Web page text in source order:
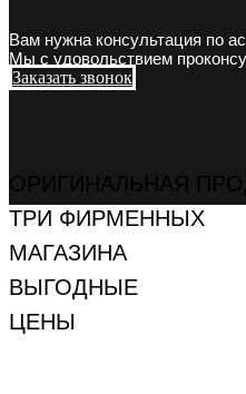
ТРИ ФИРМЕННЫХ
МАГАЗИНА
ВЫГОДНЫЕ
ЦЕНЫ
Вам нужна консультация по
Мы с удовольствием
Заказать звонок